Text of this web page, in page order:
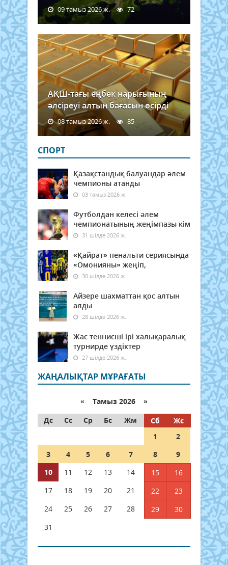
09 тамыз 2026 ж. 72
АҚШ-тағы еңбек нарығының
әлсіреуі алтын бағасын өсірді
08 тамыз 2026 ж. 85
СПОРТ
Қазақстандық балуандар әлем
чемпионы атанды
03 тамыз 2026 ж.
Футболдан келесі әлем
чемпионатының жеңімпазы кім
31 шілде 2026 ж.
«Қайрат» пенальти сериясында
«Омонияны» жеңіп,
30 шілде 2026 ж.
Айзере шахматтан қос алтын
алды
28 шілде 2026 ж.
Жас теннисші ірі халықаралық
турнирде үздіктер
27 шілде 2026 ж.
ЖАҢАЛЫҚТАР МҰРАҒАТЫ
« Тамыз 2026 »
Дс
Сс Ср Бс Жм Сб
Жс
1
2
3
4 5 6 7 8
9
10
11 12 13 14 15
16
17
18 19 20 21 22
23
24
25 26 27 28 29
30
31